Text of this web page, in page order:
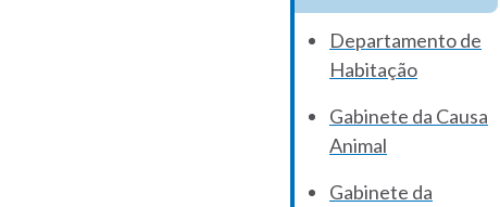
Departamento de
Habitação
Gabinete da Causa
Animal
Gabinete da